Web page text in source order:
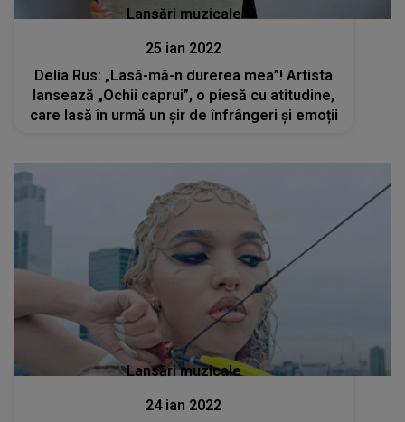
Lansări muzicale
25 ian 2022
Delia Rus: „Lasă-mă-n durerea mea”! Artista
lansează „Ochii caprui”, o piesă cu atitudine,
care lasă în urmă un șir de înfrângeri și emoții
Lansări muzicale
24 ian 2022